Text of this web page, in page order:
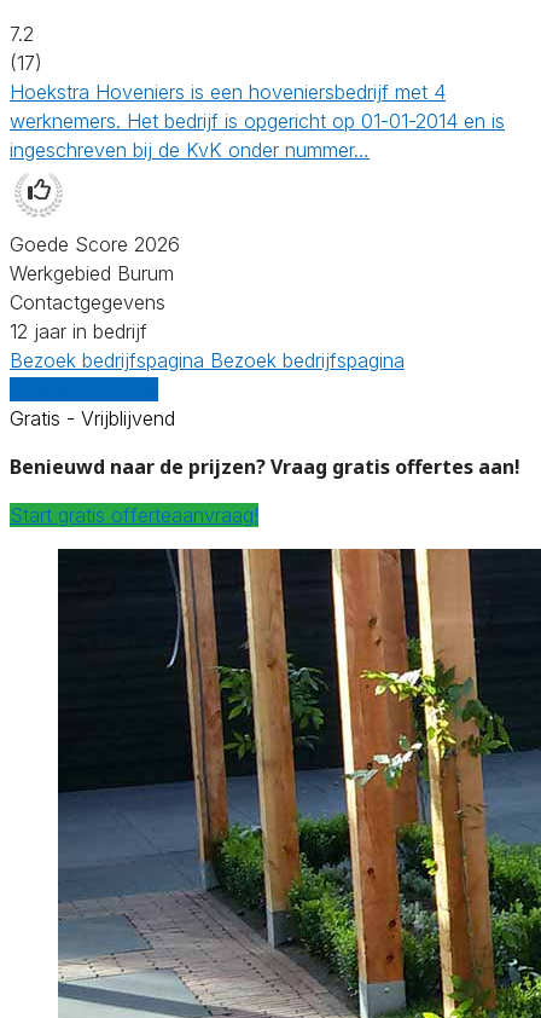
7.2
(17)
Hoekstra Hoveniers is een hoveniersbedrijf met 4
werknemers. Het bedrijf is opgericht op 01-01-2014 en is
ingeschreven bij de KvK onder nummer…
Goede Score 2026
Werkgebied Burum
Contactgegevens
12 jaar in bedrijf
Bezoek bedrijfspagina Bezoek bedrijfspagina
Gratis - Vrijblijvend
Benieuwd naar de prijzen? Vraag gratis offertes aan!
Start gratis offerteaanvraag!